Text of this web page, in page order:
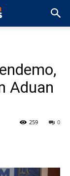
Aduan
0
259